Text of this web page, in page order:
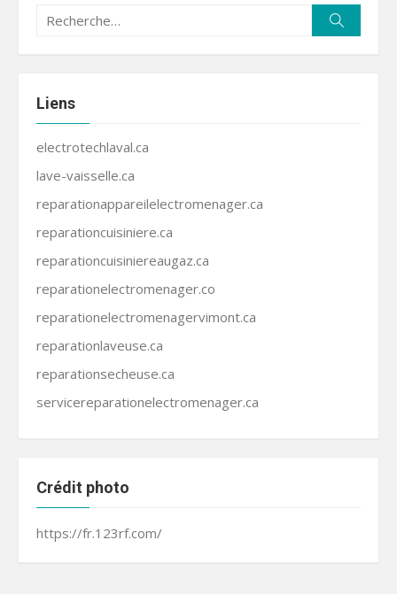
Recherche
Liens
electrotechlaval.ca
lave-vaisselle.ca
reparationappareilelectromenager.ca
reparationcuisiniere.ca
reparationcuisiniereaugaz.ca
reparationelectromenager.co
reparationelectromenagervimont.ca
reparationlaveuse.ca
reparationsecheuse.ca
servicereparationelectromenager.ca
Crédit photo
https://fr.123rf.com/